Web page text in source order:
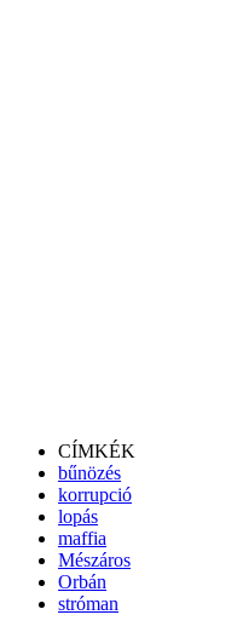
CÍMKÉK
bűnözés
korrupció
lopás
maffia
Mészáros
Orbán
stróman